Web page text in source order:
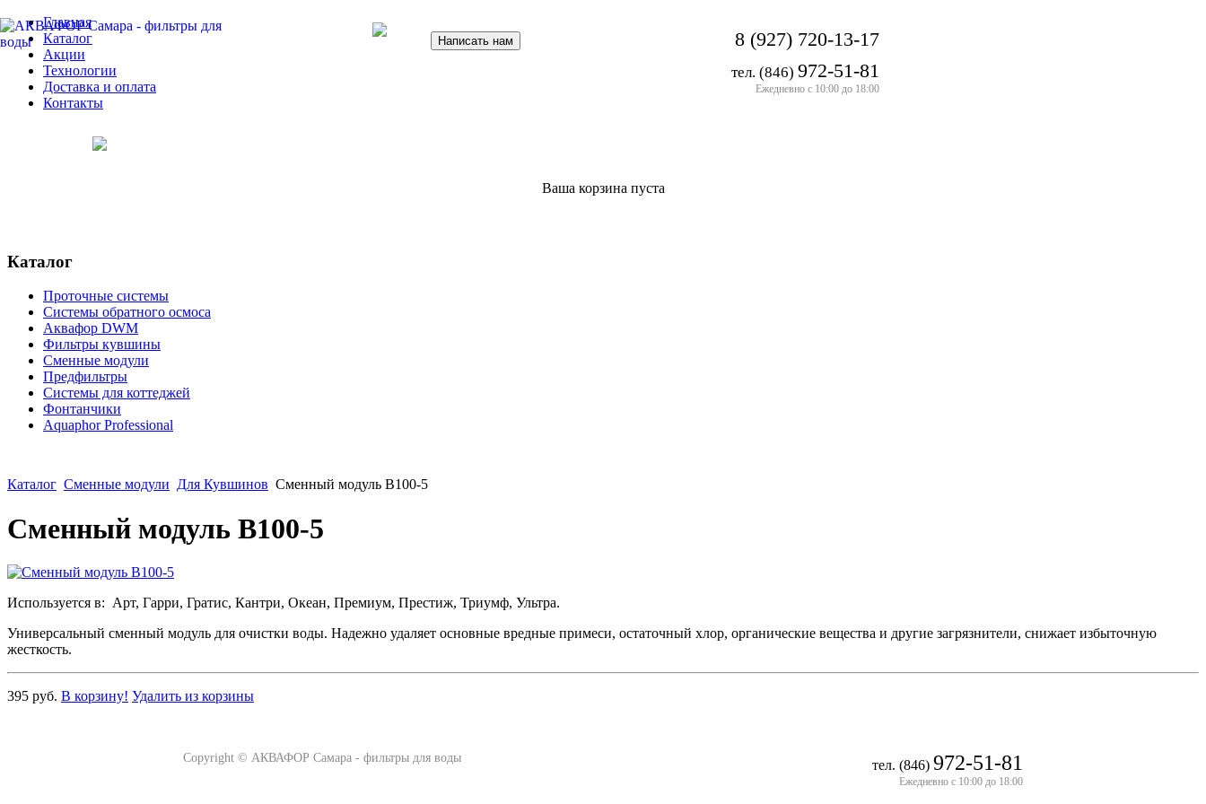
тел. (846) 972-51-81
Ежедневно с 10:00 до 18:00
8 (927) 720-13-17
Главная
Каталог
Акции
Технологии
Доставка и оплата
Контакты
Ваша корзина пуста
Каталог
Проточные системы
Системы обратного осмоса
Аквафор DWM
Фильтры кувшины
Сменные модули
Предфильтры
Системы для коттеджей
Фонтанчики
Aquaphor Professional
Каталог Сменные модули Для Кувшинов Сменный модуль B100-5
Сменный модуль B100-5
Используется в: Арт, Гарри, Гратис, Кантри, Океан, Премиум, Престиж, Триумф, Ультра.
Универсальный сменный модуль для очистки воды. Надежно удаляет основные вредные примеси, остаточный хлор, органические вещества и другие загрязнители, снижает избыточную
жесткость.
395 руб. В корзину! Удалить из корзины
Copyright © АКВАФОР Самара - фильтры для воды тел. (846) 972-51-81
Ежедневно с 10:00 до 18:00